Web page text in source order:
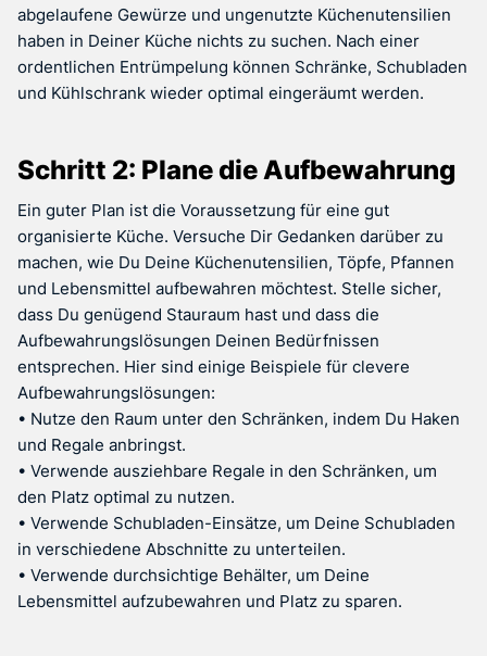
abgelaufene Gewürze und ungenutzte Küchenutensilien
haben in Deiner Küche nichts zu suchen. Nach einer
ordentlichen Entrümpelung können Schränke, Schubladen
und Kühlschrank wieder optimal eingeräumt werden.
Schritt 2: Plane die Aufbewahrung
Ein guter Plan ist die Voraussetzung für eine gut
organisierte Küche. Versuche Dir Gedanken darüber zu
machen, wie Du Deine Küchenutensilien, Töpfe, Pfannen
und Lebensmittel aufbewahren möchtest. Stelle sicher,
dass Du genügend Stauraum hast und dass die
Aufbewahrungslösungen Deinen Bedürfnissen
entsprechen. Hier sind einige Beispiele für clevere
Aufbewahrungslösungen:
• Nutze den Raum unter den Schränken, indem Du Haken
und Regale anbringst.
• Verwende ausziehbare Regale in den Schränken, um
den Platz optimal zu nutzen.
• Verwende Schubladen-Einsätze, um Deine Schubladen
in verschiedene Abschnitte zu unterteilen.
• Verwende durchsichtige Behälter, um Deine
Lebensmittel aufzubewahren und Platz zu sparen.